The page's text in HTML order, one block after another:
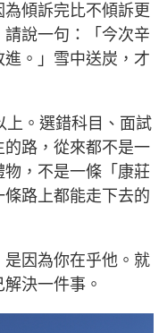
傾訴完比不傾訴更
說一句：「今次辛
。」雪中送炭，才
上。選錯科目、面試
路，從來都不是一
，不是一條「康莊
路上都能走下去的
因為你在乎他。就
決一件事。